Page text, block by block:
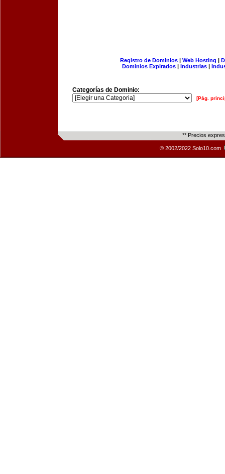
Registro de Dominios| Web Hosting |
Dominios Expirados | Industrias |
Categorías de Dominio:
[Pág.
** Precios
© 2002/2022 Solo10.com